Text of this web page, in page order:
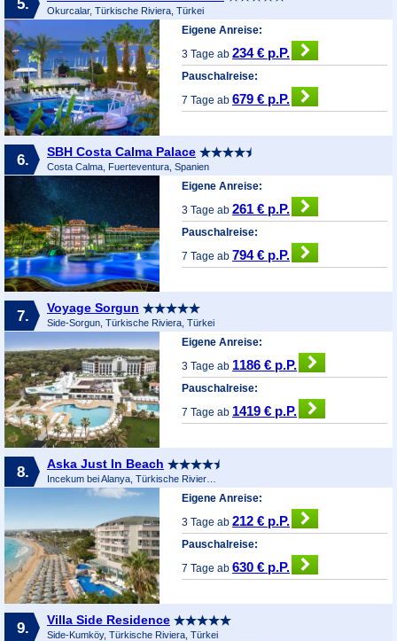
5. Okurcalar, Türkische Riviera, Türkei
Eigene Anreise:
3 Tage ab234 € p.P.
Pauschalreise:
7 Tage ab679 € p.P.
6. SBH Costa Calma Palace
Costa Calma, Fuerteventura, Spanien
Eigene Anreise:
3 Tage ab261 € p.P.
Pauschalreise:
7 Tage ab 794 € p.P.
7. Voyage Sorgun
Side-Sorgun, Türkische Riviera, Türkei
Eigene Anreise:
3 Tage ab 1186 € p.P.
Pauschalreise:
7 Tage ab 1419 € p.P.
8. Aska Just In Beach
Incekum bei Alanya, Türkische Riviera, Türkei
Eigene Anreise:
3 Tage ab212 € p.P.
Pauschalreise:
7 Tage ab630 € p.P.
9. Villa Side Residence
Side-Kumköy, Türkische Riviera, Türkei